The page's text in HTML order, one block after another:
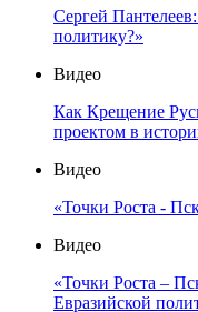
Сергей
политику?»
Видео
Как Крещение
проектом в
Видео
«Точки Роста -
Видео
«Точки Роста –
Евразийской